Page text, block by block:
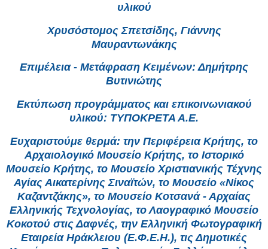
υλικού
Χρυσόστομος Σπετσίδης, Γιάννης
Μαυραντωνάκης
Επιμέλεια - Μετάφραση Κειμένων: Δημήτρης
Βυτινιώτης
Εκτύπωση προγράμματος και επικοινωνιακού
υλικού: ΤΥΠΟΚΡΕΤΑ Α.Ε.
Ευχαριστούμε θερμά: την Περιφέρεια Κρήτης, το
Αρχαιολογικό Μουσείο Κρήτης, το Ιστορικό
Μουσείο Κρήτης, το Μουσείο Χριστιανικής Τέχνης
Αγίας Αικατερίνης Σιναϊτών, το Μουσείο «Νίκος
Καζαντζάκης», το Μουσείο Κοτσανά - Αρχαίας
Ελληνικής Τεχνολογίας, το Λαογραφικό Μουσείο
Κοκοτού στις Δαφνές, την Ελληνική Φωτογραφική
Εταιρεία Ηράκλειου (Ε.Φ.Ε.Η.), τις Δημοτικές